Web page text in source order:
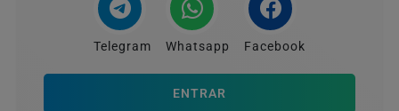
Telegram Whatsapp Facebook
ENTRAR